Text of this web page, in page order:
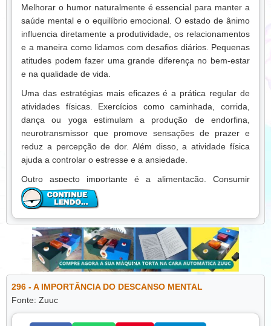
Melhorar o humor naturalmente é essencial para manter a
saúde mental e o equilíbrio emocional. O estado de ânimo
influencia diretamente a produtividade, os relacionamentos
e a maneira como lidamos com desafios diários. Pequenas
atitudes podem fazer uma grande diferença no bem-estar
e na qualidade de vida.
Uma das estratégias mais eficazes é a prática regular de
atividades físicas. Exercícios como caminhada, corrida,
dança ou yoga estimulam a produção de endorfina,
neurotransmissor que promove sensações de prazer e
reduz a percepção de dor. Além disso, a atividade física
ajuda a controlar o estresse e a ansiedade.
Outro aspecto importante é a alimentação. Consumir
nutrientes essenciais, evitar excessos de açúcar e gordura
e manter uma dieta equilibrada influencia diretamente o
funcionamento do cérebro, aumentando a disposição e o
humor positivo.
O descanso adequado também é fundamental. Dormir bem
permite que o corpo e a mente se recuperem, melhora a
concentração e reduz irritabilidade. Reservar momentos de
relaxamento durante o dia, como pequenas pausas para
respirar profundamente ou ouvir música, ajuda a renovar
296 - A IMPORTÂNCIA DO DESCANSO MENTAL
Fonte: Zuuc